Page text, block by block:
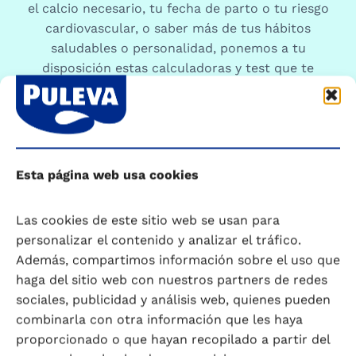
Esta página web usa cookies
Las cookies de este sitio web se usan para
personalizar el contenido y analizar el tráfico.
Además, compartimos información sobre el uso que
haga del sitio web con nuestros partners de redes
sociales, publicidad y análisis web, quienes pueden
combinarla con otra información que les haya
proporcionado o que hayan recopilado a partir del
el calcio necesario, tu fecha de parto o tu riesgo
cardiovascular, o saber más de tus hábitos
saludables o personalidad, ponemos a tu
disposición estas calculadoras y test que te
ayudaran a conocerte mejor y por ello a cuidarte